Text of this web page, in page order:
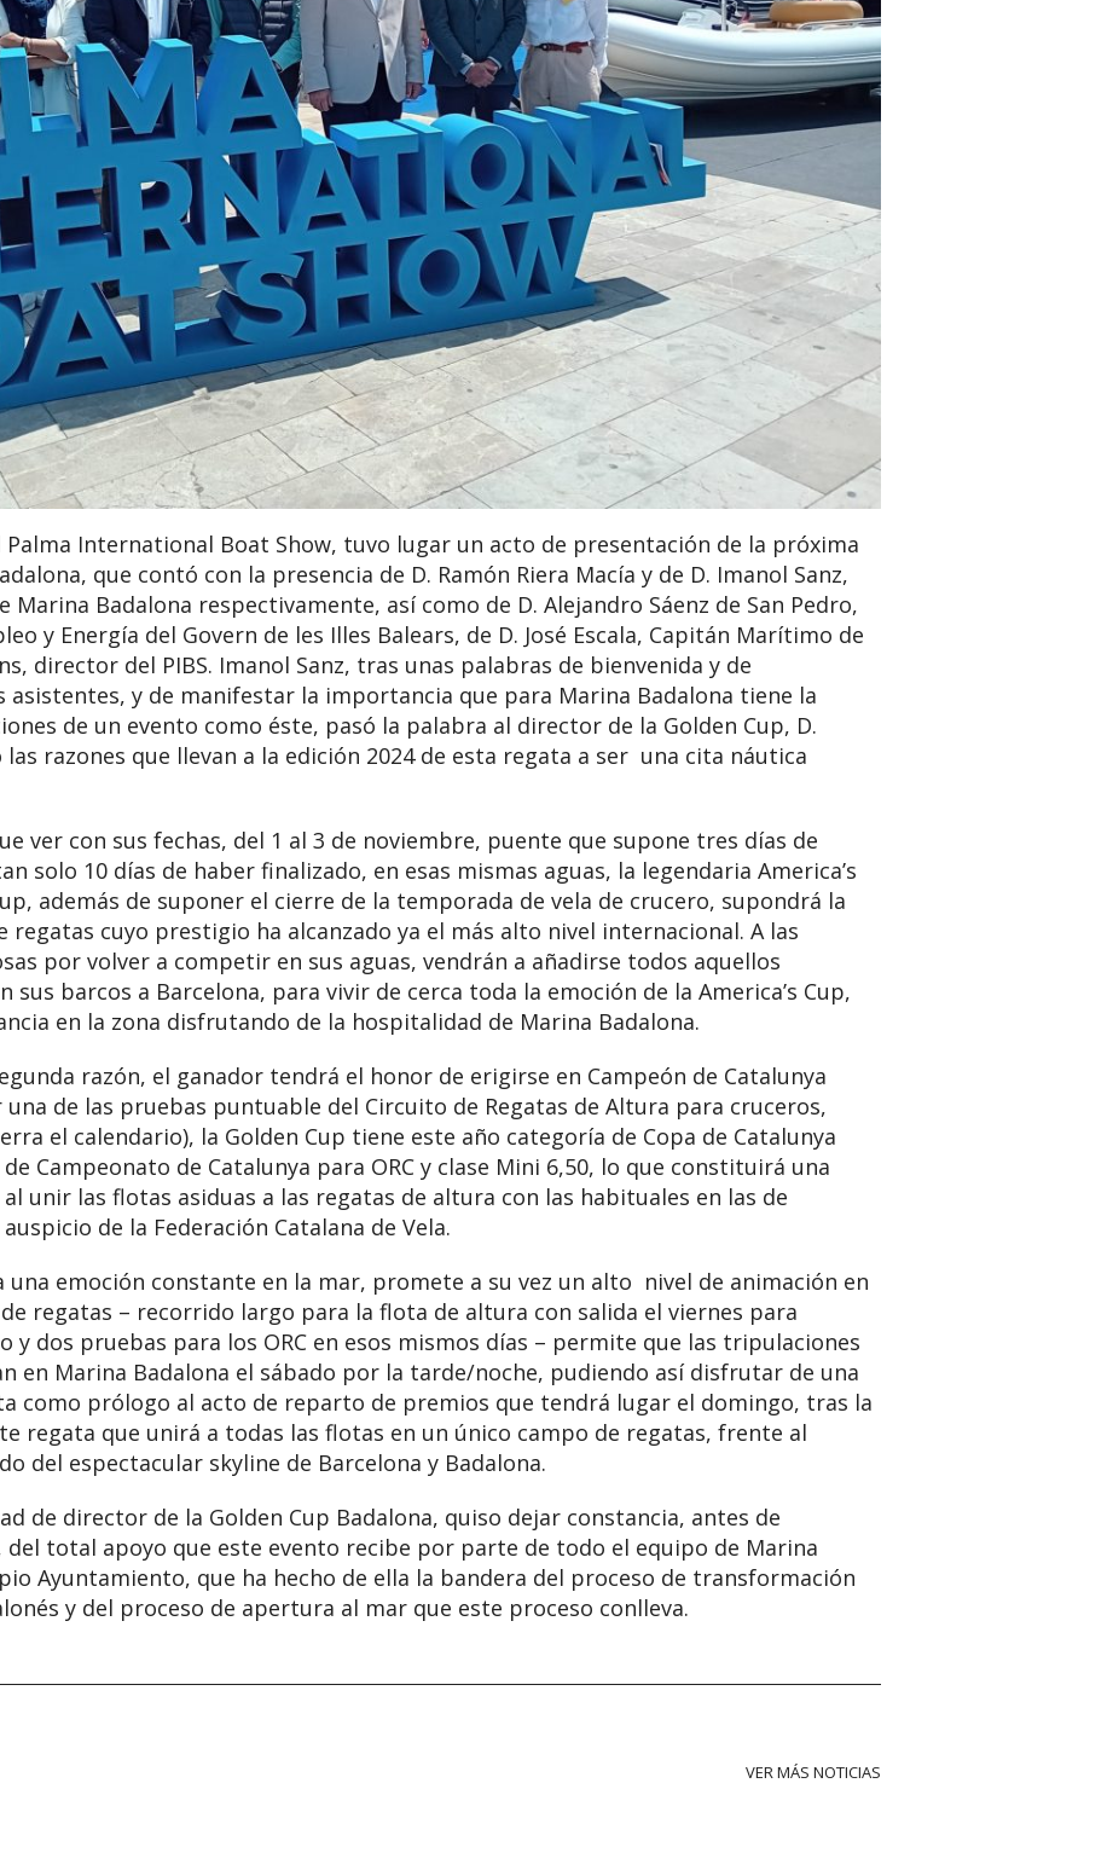
Palma International Boat Show, tuvo lugar un acto de presentación de la próxima
que contó con la presencia de D. Ramón Riera Macía y de D. Imanol Sanz,
Badalona respectivamente, así como de D. Alejandro Sáenz de San Pedro,
y Energía del Govern de les Illes Balears, de D. José Escala, Capitán Marítimo de
director del PIBS. Imanol Sanz, tras unas palabras de bienvenida y de
y de manifestar la importancia que para Marina Badalona tiene la
de un evento como éste, pasó la palabra al director de la Golden Cup, D.
razones que llevan a la edición 2024 de esta regata a ser una cita náutica
ver con sus fechas, del 1 al 3 de noviembre, puente que supone tres días de
solo 10 días de haber finalizado, en esas mismas aguas, la legendaria America’s
además de suponer el cierre de la temporada de vela de crucero, supondrá la
regatas cuyo prestigio ha alcanzado ya el más alto nivel internacional. A las
por volver a competir en sus aguas, vendrán a añadirse todos aquellos
sus barcos a Barcelona, para vivir de cerca toda la emoción de la America’s Cup,
en la zona disfrutando de la hospitalidad de Marina Badalona.
razón, el ganador tendrá el honor de erigirse en Campeón de Catalunya
una de las pruebas puntuable del Circuito de Regatas de Altura para cruceros,
el calendario), la Golden Cup tiene este año categoría de Copa de Catalunya
Campeonato de Catalunya para ORC y clase Mini 6,50, lo que constituirá una
unir las flotas asiduas a las regatas de altura con las habituales en las de
de la Federación Catalana de Vela.
emoción constante en la mar, promete a su vez un alto nivel de animación en
regatas – recorrido largo para la flota de altura con salida el viernes para
y dos pruebas para los ORC en esos mismos días – permite que las tripulaciones
en Marina Badalona el sábado por la tarde/noche, pudiendo así disfrutar de una
como prólogo al acto de reparto de premios que tendrá lugar el domingo, tras la
regata que unirá a todas las flotas en un único campo de regatas, frente al
del espectacular skyline de Barcelona y Badalona.
de director de la Golden Cup Badalona, quiso dejar constancia, antes de
total apoyo que este evento recibe por parte de todo el equipo de Marina
Ayuntamiento, que ha hecho de ella la bandera del proceso de transformación
y del proceso de apertura al mar que este proceso conlleva.
VER MÁS NOTICIAS